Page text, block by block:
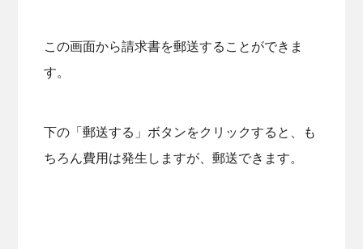
この画面から請求書を郵送することができま
す。
下の「郵送する」ボタンをクリックすると、も
ちろん費用は発生しますが、郵送できます。